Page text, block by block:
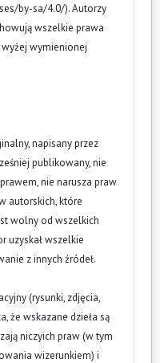
by-sa/4.0/). Autorzy
wszelkie prawa
wymienionej
napisany przez
publikowany, nie
nie narusza praw
autorskich, które
wolny od wszelkich
uzyskał wszelkie
z innych źródeł.
(rysunki, zdjęcia,
że wskazane dzieła są
niczyich praw (w tym
wizerunkiem) i